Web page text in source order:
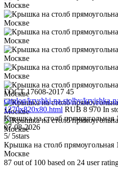
ГОСТ 17608-2017 45
catalog/kryshki-na-stolby/kryishka-
1270x820x80.html RUB 8 970 In
Крышка на столб прямоугольная
07-08-2026
5/ 5stars
Крышка на столб прямоугольная
Москве
87 out of 100 based on 24 user